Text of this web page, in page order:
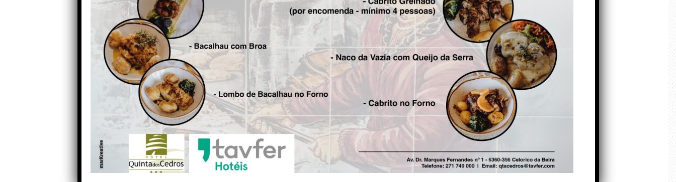
27 de Julho de 2026
Condecorem o
Primeiro ! – que ele
não quer ir de férias!
Autor: Carlos Martelo
24 de Julho de 2026
O desenvolvimento do país
e a educação. Autor: Renato
Nunes
21 de Julho de 2026
E tudo a bola levou. E viva Espanha!
Autor: João Dinis, Jano
20 de Julho de 2026
O ensino do
Português esqueceu-
se dos livros eternos.